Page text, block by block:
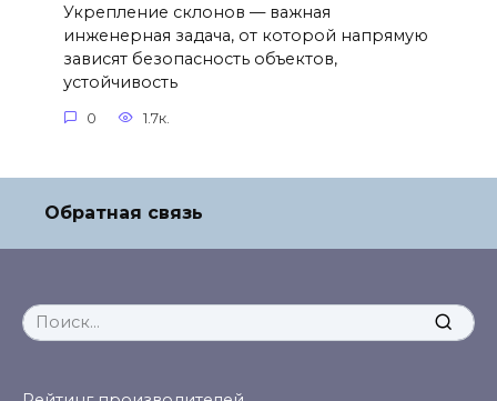
Укрепление склонов — важная
инженерная задача, от которой напрямую
зависят безопасность объектов,
устойчивость
0 1.7к.
Обратная связь
Search
for: